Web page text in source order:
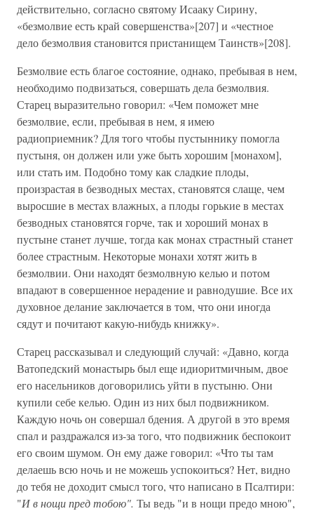
действительно, согласно святому Исааку Сирину,
«безмолвие есть край совершенства»[207] и «честное
дело безмолвия становится пристанищем Таинств»[208].
Безмолвие есть благое состояние, однако, пребывая в нем,
необходимо подвизаться, совершать дела безмолвия.
Старец выразительно говорил: «Чем поможет мне
безмолвие, если, пребывая в нем, я имею
радиоприемник? Для того чтобы пустыннику помогла
пустыня, он должен или уже быть хорошим [монахом],
или стать им. Подобно тому как сладкие плоды,
произрастая в безводных местах, становятся слаще, чем
выросшие в местах влажных, а плоды горькие в местах
безводных становятся горче, так и хороший монах в
пустыне станет лучше, тогда как монах страстный станет
более страстным. Некоторые монахи хотят жить в
безмолвии. Они находят безмолвную келью и потом
впадают в совершенное нерадение и равнодушие. Все их
духовное делание заключается в том, что они иногда
сядут и почитают какую-нибудь книжку».
Старец рассказывал и следующий случай: «Давно, когда
Ватопедский монастырь был еще идиоритмичным, двое
его насельников договорились уйти в пустыню. Они
купили себе келью. Один из них был подвижником.
Каждую ночь он совершал бдения. А другой в это время
спал и раздражался из-за того, что подвижник беспокоит
его своим шумом. Он ему даже говорил: «Что ты там
делаешь всю ночь и не можешь успокоиться? Нет, видно
до тебя не доходит смысл того, что написано в Псалтири:
"И в нощи пред тобою". Ты ведь "и в нощи предо мною",